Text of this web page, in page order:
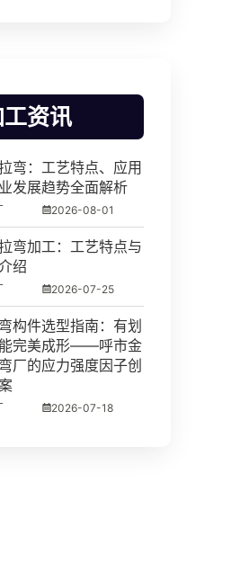
资讯
弯：工艺特点、应用
发展趋势全面解析
2026-08-01
弯加工：工艺特点与
绍
2026-07-25
构件选型指南：有划
完美成形——呼市金
厂的应力强度因子创
2026-07-18